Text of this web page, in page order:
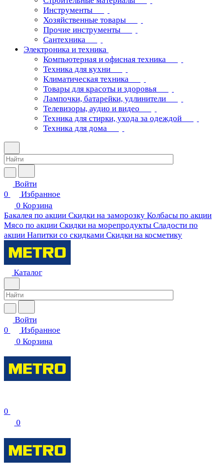
Инструменты
Хозяйственные товары
Прочие инструменты
Сантехника
Электроника и техника
Компьютерная и офисная техника
Техника для кухни
Климатическая техника
Товары для красоты и здоровья
Лампочки, батарейки, удлинители
Телевизоры, аудио и видео
Техника для стирки, ухода за одеждой
Техника для дома
Войти
0
Избранное
0 Корзина
Бакалея по акции Скидки на заморозку Колбасы по акции
Мясо по акции Скидки на морепродукты Сладости по
акции Напитки со скидками Скидки на косметику
Каталог
Войти
0
Избранное
0 Корзина
0
0